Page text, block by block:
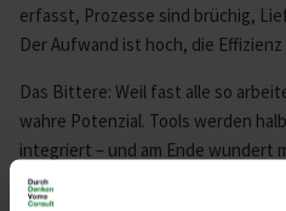
erfasst, Prozesse sind brüchig,
Der Aufwand ist hoch, die Effizienz
Das Bittere: Weil fast alle so
wahre Potenzial. Tools werden
integriert – und am Ende wundert
wird.